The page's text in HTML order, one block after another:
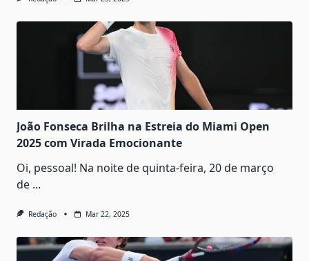
João Fonseca Brilha na Estreia do Miami Open
2025 com Virada Emocionante
Oi, pessoal! Na noite de quinta-feira, 20 de março
de ...
Redação Mar 22, 2025